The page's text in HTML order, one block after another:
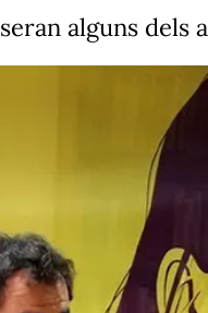
seran alguns dels